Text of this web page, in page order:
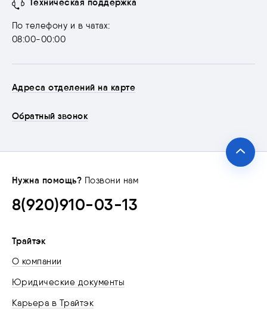
По телефону и в чатах:
08:00-00:00
Адреса отделений на карте
Обратный звонок
Нужна помощь? Позвони нам
8(920)910-03-13
Трайтэк
О компании
Юридические документы
Карьера в Трайтэк